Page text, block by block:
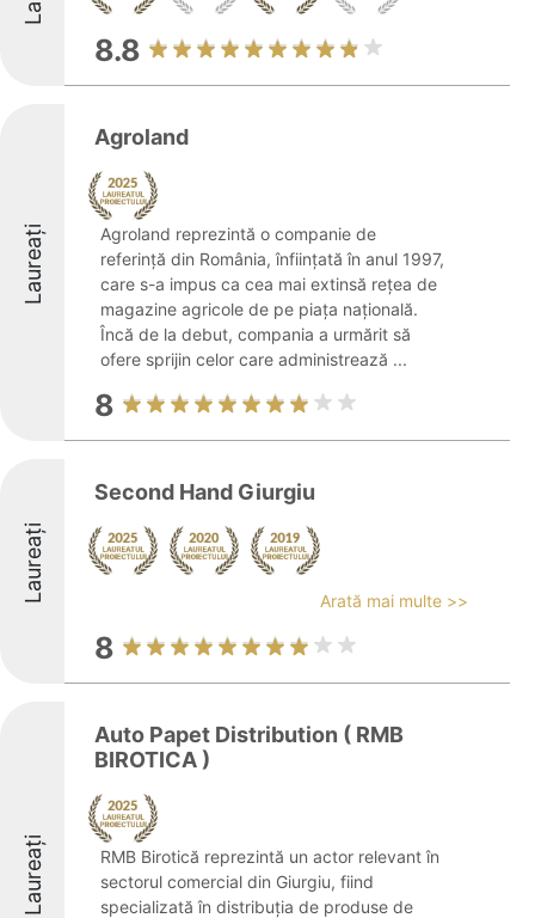
8.8
Laureați
Agroland
Agroland reprezintă o companie de
referință din România, înființată în anul 1997,
care s-a impus ca cea mai extinsă rețea de
magazine agricole de pe piața națională.
Încă de la debut, compania a urmărit să
ofere sprijin celor care administrează ...
8
Laureați
Second Hand Giurgiu
Arată mai multe >>
8
Laureați
Auto Papet Distribution ( RMB
BIROTICA )
RMB Birotică reprezintă un actor relevant în
sectorul comercial din Giurgiu, fiind
specializată în distribuția de produse de